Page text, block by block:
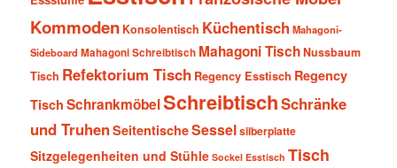
Kommoden Konsolentisch Küchentisch Mahagoni-
SideboardMahagoni Schreibtisch Mahagoni TischNussbaum
Tisch Refektorium Tisch Regency Esstisch Regency
Tisch SchrankmöbelSchreibtischSchränke
und TruhenSeitentischeSesselsilberplatte
Sitzgelegenheiten und Stühle Sockel Esstisch Tisch